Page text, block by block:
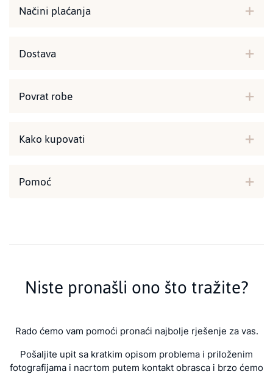
Načini plaćanja
Dostava
Povrat robe
Kako kupovati
Pomoć
Niste pronašli ono što tražite?
Rado ćemo vam pomoći pronaći najbolje rješenje za vas.
Pošaljite upit sa kratkim opisom problema i priloženim
fotografijama i nacrtom putem kontakt obrasca i brzo ćemo